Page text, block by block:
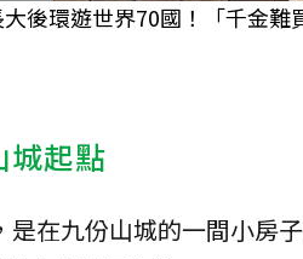
後環遊世界70國！「千金
城起點
是在九份山城的一間小房